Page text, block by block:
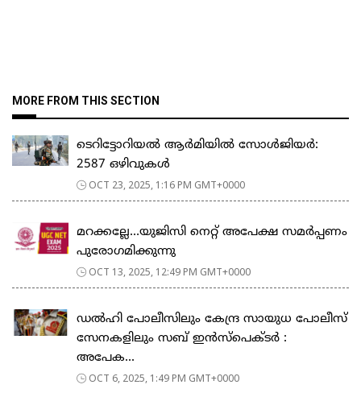
MORE FROM THIS SECTION
ടെറിട്ടോറിയൽ ആർമിയിൽ സോൾജിയർ:
2587 ഒഴിവുകൾ
OCT 23, 2025, 1:16 PM GMT+0000
മറക്കല്ലേ…യുജിസി നെറ്റ് അപേക്ഷ സമർപ്പണം
പുരോഗമിക്കുന്നു
OCT 13, 2025, 12:49 PM GMT+0000
ഡൽഹി പോലീസിലും കേന്ദ്ര സായുധ പോലീസ്
സേനകളിലും സബ് ഇൻസ്പെക്ടർ :
അപേക...
OCT 6, 2025, 1:49 PM GMT+0000